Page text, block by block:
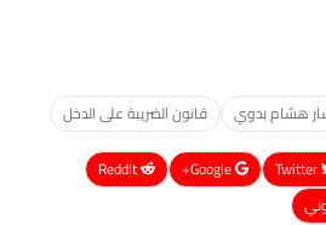
هشام بدوي قانون الضريبة على الدخل
Google+
ReddIt